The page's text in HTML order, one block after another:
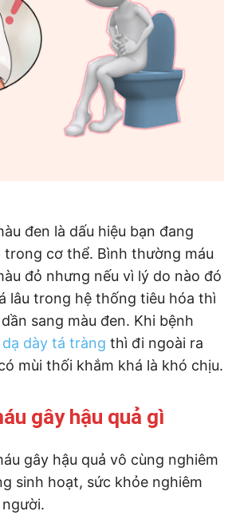
đen là dấu hiệu bạn đang
trong cơ thể. Bình thường máu
đỏ nhưng nếu vì lý do nào đó
lâu trong hệ thống tiêu hóa thì
sang màu đen. Khi bệnh
dày tá tràng thì đi ngoài ra
mùi thối khắm khá là khó chịu.
gây hậu quả gì
gây hậu quả vô cùng nghiêm
sinh hoạt, sức khỏe nghiêm